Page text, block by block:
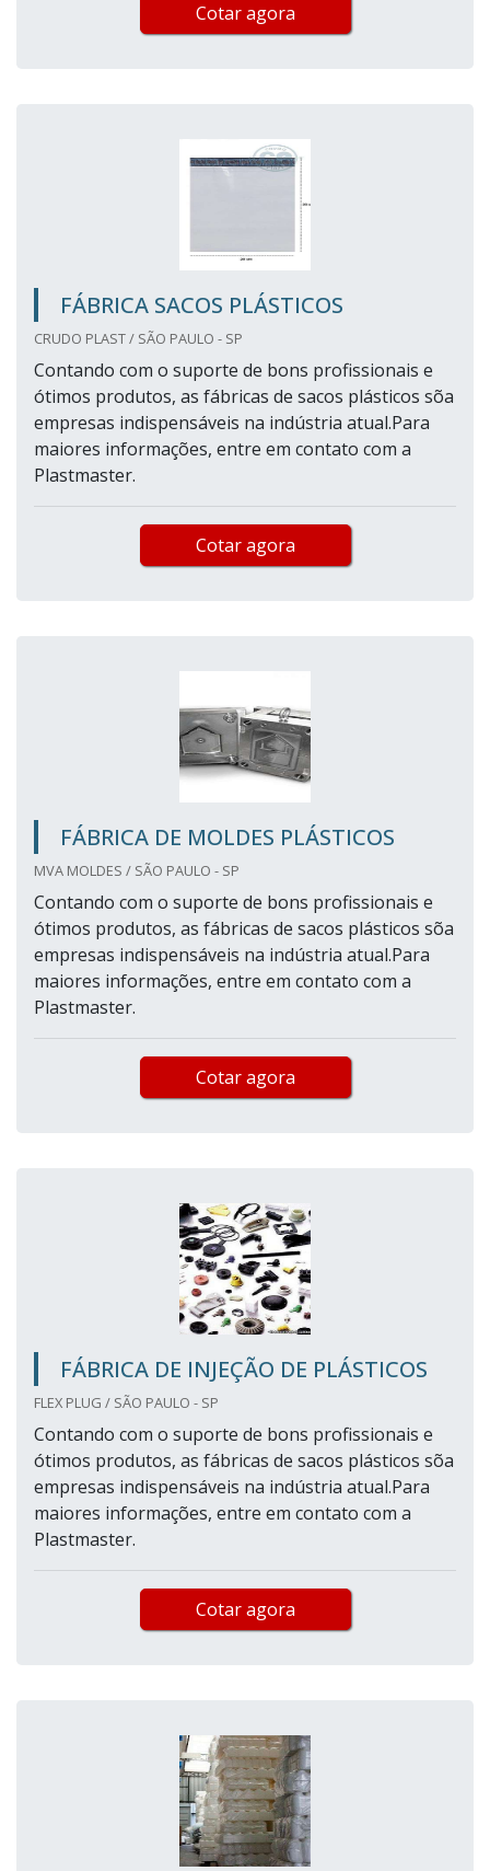
Cotar agora
FÁBRICA SACOS PLÁSTICOS
CRUDO PLAST / SÃO PAULO - SP
Contando com o suporte de bons profissionais e
ótimos produtos, as fábricas de sacos plásticos sõa
empresas indispensáveis na indústria atual.Para
maiores informações, entre em contato com a
Plastmaster.
Cotar agora
FÁBRICA DE MOLDES PLÁSTICOS
MVA MOLDES / SÃO PAULO - SP
Contando com o suporte de bons profissionais e
ótimos produtos, as fábricas de sacos plásticos sõa
empresas indispensáveis na indústria atual.Para
maiores informações, entre em contato com a
Plastmaster.
Cotar agora
FÁBRICA DE INJEÇÃO DE PLÁSTICOS
FLEX PLUG / SÃO PAULO - SP
Contando com o suporte de bons profissionais e
ótimos produtos, as fábricas de sacos plásticos sõa
empresas indispensáveis na indústria atual.Para
maiores informações, entre em contato com a
Plastmaster.
Cotar agora